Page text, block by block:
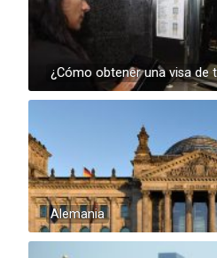
¿Cómo obtener una visa de
Alemania